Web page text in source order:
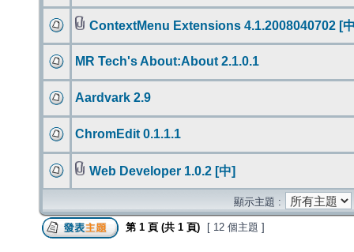
ContextMenu Extensions 4.1.2008040702 [
MR Tech's About:About 2.1.0.1
Aardvark 2.9
ChromEdit 0.1.1.1
Web Developer 1.0.2 [中]
顯示主題 :
第 1 頁 (共 1 頁) [ 12 個主題 ]